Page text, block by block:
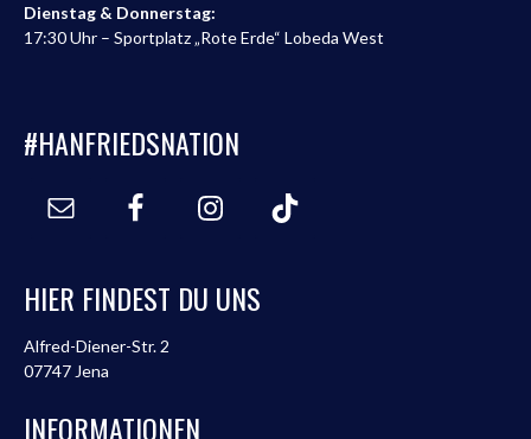
Dienstag & Donnerstag:
17:30 Uhr – Sportplatz „Rote Erde“ Lobeda West
#HANFRIEDSNATION
HIER FINDEST DU UNS
Alfred-Diener-Str. 2
07747 Jena
INFORMATIONEN